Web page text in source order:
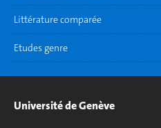
Littérature comparée
Etudes genre
Université de Genève